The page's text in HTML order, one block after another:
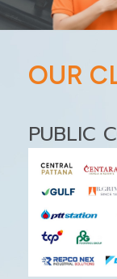
OUR
PUBLIC